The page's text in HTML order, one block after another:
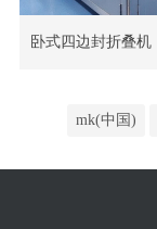
卧式四边封折叠机
mk(中国)